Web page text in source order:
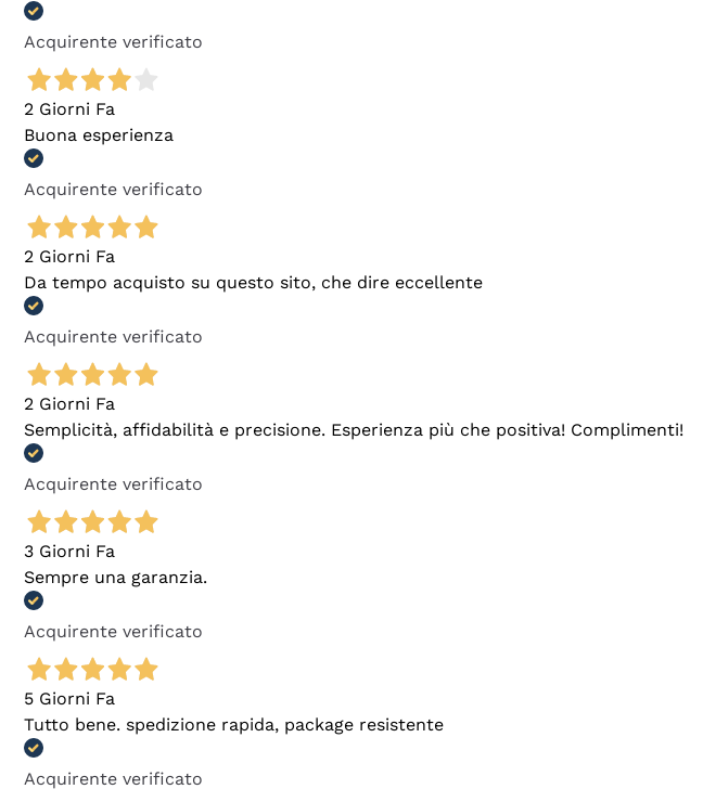
Acquirente verificato
2 Giorni Fa
Buona esperienza
Acquirente verificato
2 Giorni Fa
Da tempo acquisto su questo sito, che dire eccellente
Acquirente verificato
2 Giorni Fa
Semplicità, affidabilità e precisione. Esperienza più che positiva! Complimenti!
Acquirente verificato
3 Giorni Fa
Sempre una garanzia.
Acquirente verificato
5 Giorni Fa
Tutto bene. spedizione rapida, package resistente
Acquirente verificato